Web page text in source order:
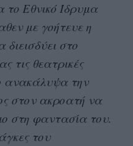
Εθνικό Ίδρυμα
με γοήτευε η
στο
τις θεατρικές
ανακάλυψα την
στον ακροατή να
στη φαντασία του.
του